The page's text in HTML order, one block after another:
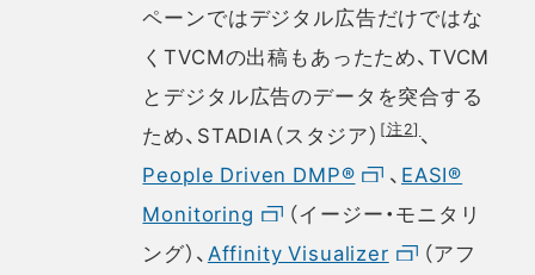
ペーンではデジタル広告だけではな
くTVCMの出稿もあったため、TVCM
とデジタル広告のデータを突合する
ため、STADIA（スタジア） [注2]、
People Driven DMP®
、 EASI®
Monitoring
（イージー・モニタリ
ング）、 Affinity Visualizer （アフ